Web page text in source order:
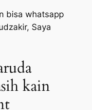
bisa whatsapp
Saya
kain